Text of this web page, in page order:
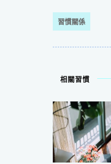
習慣關係
相關習慣